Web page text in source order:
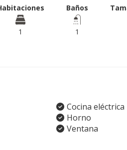
1
Baños
1
Cocina eléctrica
Horno
Ventana